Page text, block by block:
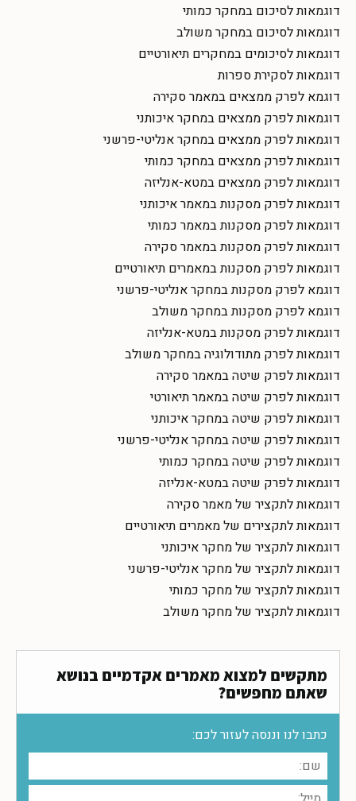
דוגמאות לסיכום במחקר כמותי
דוגמאות לסיכום במחקר משולב
דוגמאות לסיכומים במחקרים תיאורטיים
דוגמאות לסקירת ספרות
דוגמא לפרק ממצאים במאמר סקירה
דוגמאות לפרק ממצאים במחקר איכותני
דוגמאות לפרק ממצאים במחקר אנליטי-פרשני
דוגמאות לפרק ממצאים במחקר כמותי
דוגמאות לפרק ממצאים במטא-אנליזה
דוגמאות לפרק מסקנות במאמר איכותני
דוגמאות לפרק מסקנות במאמר כמותי
דוגמאות לפרק מסקנות במאמר סקירה
דוגמאות לפרק מסקנות במאמרים תיאורטיים
דוגמא לפרק מסקנות במחקר אנליטי-פרשני
דוגמא לפרק מסקנות במחקר משולב
דוגמאות לפרק מסקנות במטא-אנליזה
דוגמאות לפרק מתודולוגיה במחקר משולב
דוגמאות לפרק שיטה במאמר סקירה
דוגמאות לפרק שיטה במאמר תיאורטי
דוגמאות לפרק שיטה במחקר איכותני
דוגמאות לפרק שיטה במחקר אנליטי-פרשני
דוגמאות לפרק שיטה במחקר כמותי
דוגמאות לפרק שיטה במטא-אנליזה
דוגמאות לתקציר של מאמר סקירה
דוגמאות לתקצירים של מאמרים תיאורטיים
דוגמאות לתקציר של מחקר איכותני
דוגמאות לתקציר של מחקר אנליטי-פרשני
דוגמאות לתקציר של מחקר כמותי
דוגמאות לתקציר של מחקר משולב
מתקשים למצוא מאמרים אקדמיים בנושא
שאתם מחפשים?
כתבו לנו וננסה לעזור לכם: